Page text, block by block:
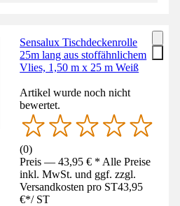
Sensalux Tischdeckenrolle
25m lang aus stoffähnlichem
Vlies, 1,50 m x 25 m Weiß
Artikel wurde noch nicht
bewertet.
(0)
Preis — 43,95 € * Alle Preise
inkl. MwSt. und ggf. zzgl.
Versandkosten pro ST43,95
€*/ ST